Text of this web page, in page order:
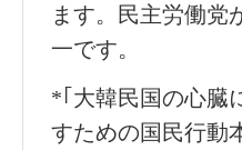
ます。民主労働党
一です。
*｢大韓民国の心臓
すための国民行動